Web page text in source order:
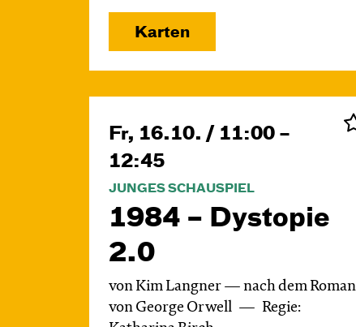
Karten
Fr, 16.10. / 11:00 –
12:45
JUNGES SCHAUSPIEL
1984 – Dystopie
2.0
von Kim Langner — nach dem Roman
von George Orwell
Regie: